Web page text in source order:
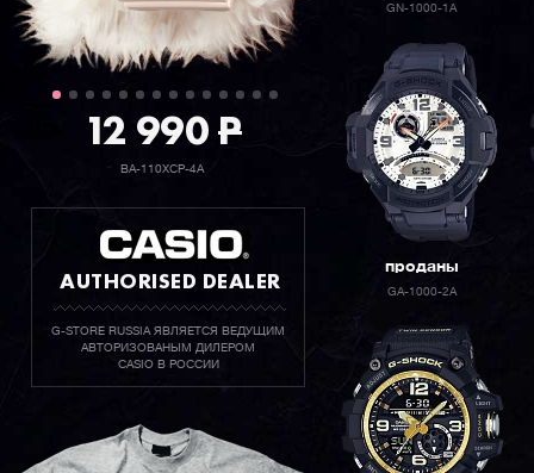
12 990P
BA-110XCP-4A
AUTHORISED DEALER
G-STORE RUSSIA ЯВЛЯЕТСЯ ВЕДУЩИМ
АВТОРИЗОВАНЫМ ДИЛЕРОМ
CASIO В РОССИИ
GN-1000-1A
проданы
GA-1000-2A